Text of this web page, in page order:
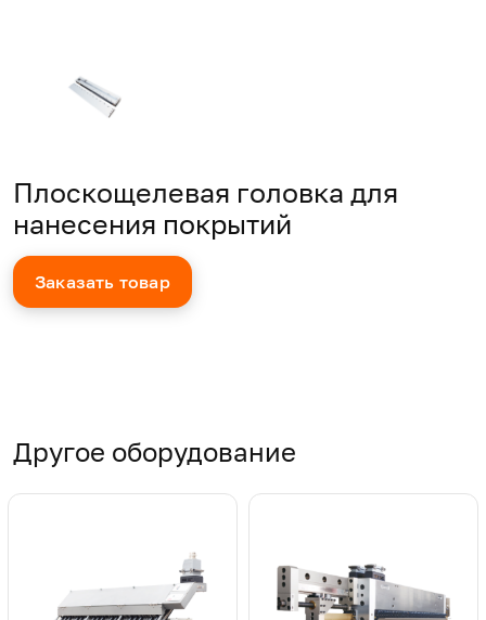
Плоскощелевая головка для
нанесения покрытий
Заказать товар
Другое оборудование